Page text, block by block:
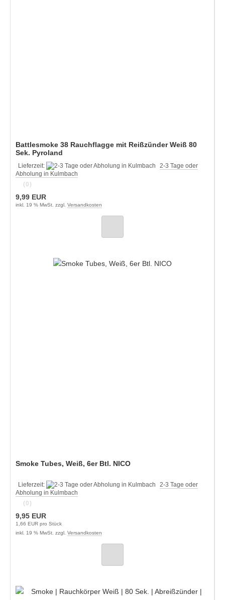
Battlesmoke 38 Rauchflagge mit Reißzünder Weiß 80
Sek. Pyroland
Lieferzeit:
2-3 Tage oder
Abholung in Kulmbach
(0)
9,99 EUR
inkl. 19 % MwSt. zzgl. Versandkosten
Smoke Tubes, Weiß, 6er Btl. NICO
Lieferzeit:
2-3 Tage oder
Abholung in Kulmbach
(0)
9,95 EUR
1,66 EUR pro Stück
inkl. 19 % MwSt. zzgl. Versandkosten